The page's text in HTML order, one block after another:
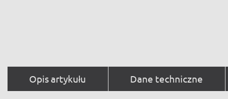
Opis artykułu Dane techniczne